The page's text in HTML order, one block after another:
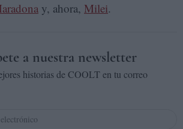
y, ahora, Milei.
a nuestra newsletter
historias de COOLT en tu correo